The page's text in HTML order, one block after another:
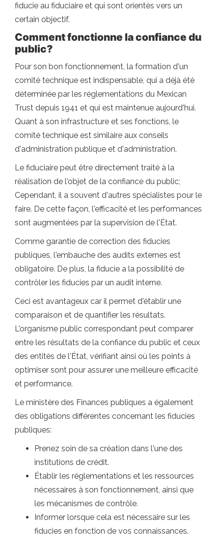
fiducie au fiduciaire et qui sont orientés vers un
certain objectif.
Comment fonctionne la confiance du
public?
Pour son bon fonctionnement, la formation d'un
comité technique est indispensable, qui a déjà été
déterminée par les réglementations du Mexican
Trust depuis 1941 et qui est maintenue aujourd'hui.
Quant à son infrastructure et ses fonctions, le
comité technique est similaire aux conseils
d'administration publique et d'administration.
Le fiduciaire peut être directement traité à la
réalisation de l'objet de la confiance du public;
Cependant, il a souvent d'autres spécialistes pour le
faire. De cette façon, l'efficacité et les performances
sont augmentées par la supervision de l'État.
Comme garantie de correction des fiducies
publiques, l'embauche des audits externes est
obligatoire. De plus, la fiducie a la possibilité de
contrôler les fiducies par un audit interne.
Ceci est avantageux car il permet d'établir une
comparaison et de quantifier les résultats.
L'organisme public correspondant peut comparer
entre les résultats de la confiance du public et ceux
des entités de l'État, vérifiant ainsi où les points à
optimiser sont pour assurer une meilleure efficacité
et performance.
Le ministère des Finances publiques a également
des obligations différentes concernant les fiducies
publiques:
Prenez soin de sa création dans l'une des
institutions de crédit.
Établir les réglementations et les ressources
nécessaires à son fonctionnement, ainsi que
les mécanismes de contrôle.
Informer lorsque cela est nécessaire sur les
fiducies en fonction de vos connaissances.